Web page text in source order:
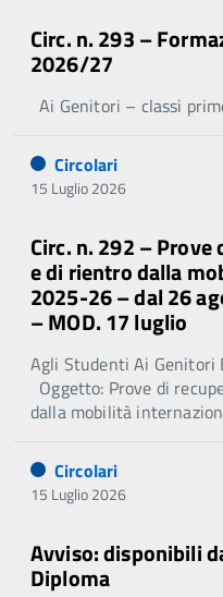
Circ. n. 293 –
2026/27
Ai Genitori – classi
Circolari
15 Luglio 2026
Circ. n. 292 –
e di rientro dalla
2025-26 – dal 26
– MOD. 17 luglio
Agli Studenti Ai Genitori
Oggetto: Prove di
dalla mobilità
Circolari
15 Luglio 2026
Avviso: disponibili
Diploma